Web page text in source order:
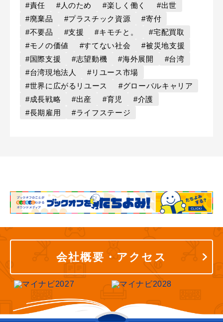
#責任
#人のため #楽しく働く
#出世
#廃棄品
#プラスチック資源
#寄付
#不要品
#支援 #キモチと。
#宅配買取
#モノの価値
#すてない社会
#被災地支援
#国際支援
#志望動機 #海外展開
#台湾
#台湾現地法人
#リユース市場
#世界に広がるリユース
#グローバルキャリア
#成長戦略
#出産 #育児
#介護
#長期雇用
#ライフステージ
会社概要・アクセス